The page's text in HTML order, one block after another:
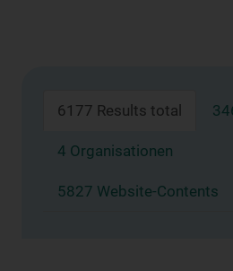
6177 Results total
4 Organisationen
5827 Website-Contents